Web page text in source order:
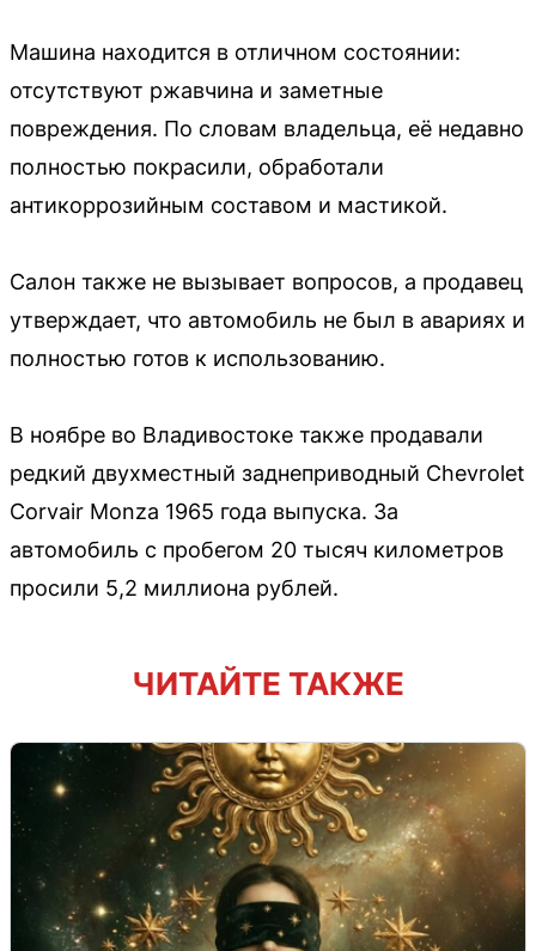
Машина находится в отличном состоянии:
отсутствуют ржавчина и заметные
повреждения. По словам владельца, её недавно
полностью покрасили, обработали
антикоррозийным составом и мастикой.
Салон также не вызывает вопросов, а продавец
утверждает, что автомобиль не был в авариях и
полностью готов к использованию.
В ноябре во Владивостоке также продавали
редкий двухместный заднеприводный Chevrolet
Corvair Monza 1965 года выпуска. За
автомобиль с пробегом 20 тысяч километров
просили 5,2 миллиона рублей.
ЧИТАЙТЕ ТАКЖЕ